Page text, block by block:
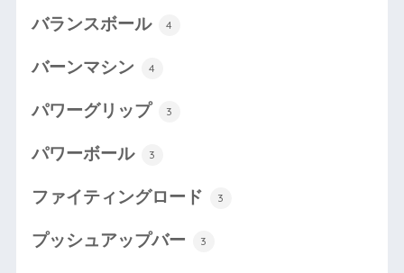
バランスボール 4
バーンマシン 4
パワーグリップ 3
パワーボール 3
ファイティングロード 3
プッシュアップバー 3